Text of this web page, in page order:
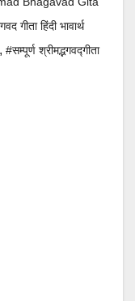
गीता हिंदी भावार्थ
, #सम्पूर्ण श्रीमद्भगवद्गीता